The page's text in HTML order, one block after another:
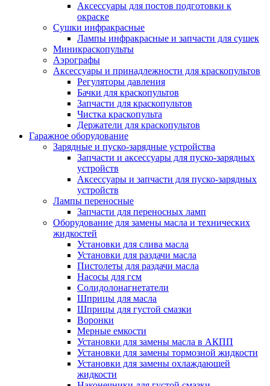
Аксессуары для постов подготовки к
окраске
Сушки инфракрасные
Лампы инфракрасные и запчасти для сушек
Миникраскопульты
Аэрографы
Аксессуары и принадлежности для краскопультов
Регуляторы давления
Бачки для краскопультов
Запчасти для краскопультов
Чистка краскопульта
Держатели для краскопультов
Гаражное оборудование
Зарядные и пуско-зарядные устройства
Запчасти и аксессуары для пуско-зарядных
устройств
Аксессуары и запчасти для пуско-зарядных
устройств
Лампы переносные
Запчасти для переносных ламп
Оборудование для замены масла и технических
жидкостей
Установки для слива масла
Установки для раздачи масла
Пистолеты для раздачи масла
Насосы для гсм
Солидолонагнетатели
Шприцы для масла
Шприцы для густой смазки
Воронки
Мерные емкости
Установки для замены масла в АКПП
Установки для замены тормозной жидкости
Установки для замены охлаждающей
жидкости